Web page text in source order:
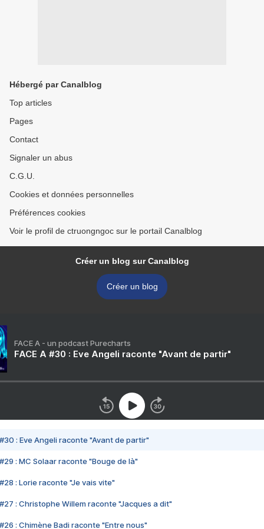
Hébergé par Canalblog
Top articles
Pages
Contact
Signaler un abus
C.G.U.
Cookies et données personnelles
Préférences cookies
Voir le profil de ctruongngoc sur le portail Canalblog
Créer un blog sur Canalblog
Créer un blog
FACE A - un podcast Purecharts
FACE A #30 : Eve Angeli raconte "Avant de partir"
#30 : Eve Angeli raconte "Avant de partir"
#29 : MC Solaar raconte "Bouge de là"
#28 : Lorie raconte "Je vais vite"
#27 : Christophe Willem raconte "Jacques a dit"
#26 : Chimène Badi raconte "Entre nous"